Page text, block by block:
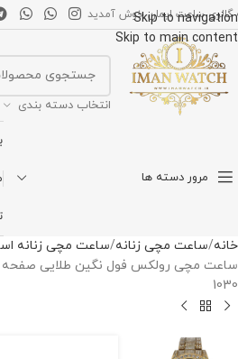
Skip to navigation
Skip to main content
گالری ساعت ایمان خوش آمدید
انتخاب دسته بندی
مرور دسته ها
خانه ساعت مچی زنانه ساعت مچی زنانه
1030